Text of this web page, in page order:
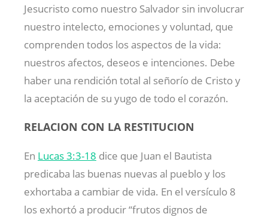
Jesucristo como nuestro Salvador sin involucrar
nuestro intelecto, emociones y voluntad, que
comprenden todos los aspectos de la vida:
nuestros afectos, deseos e intenciones. Debe
haber una rendición total al señorío de Cristo y
la aceptación de su yugo de todo el corazón.
RELACION CON LA RESTITUCION
En Lucas 3:3-18 dice que Juan el Bautista
predicaba las buenas nuevas al pueblo y los
exhortaba a cambiar de vida. En el versículo 8
los exhortó a producir “frutos dignos de